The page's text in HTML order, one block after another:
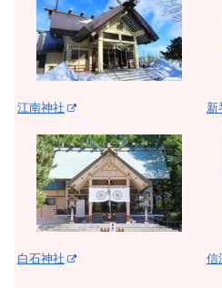
江南神社
白石神社
新
信